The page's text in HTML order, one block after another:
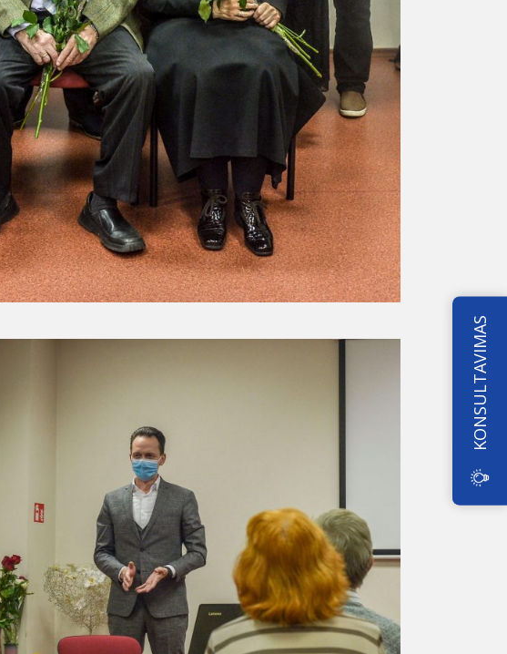
KONSULTAVIMAS